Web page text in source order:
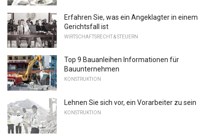
Erfahren Sie, was ein Angeklagter in einem
Gerichtsfall ist
WIRTSCHAFTSRECHT & STEUERN
Top 9 Bauanleihen Informationen für
Bauunternehmen
KONSTRUKTION
Lehnen Sie sich vor, ein Vorarbeiter zu sein
KONSTRUKTION